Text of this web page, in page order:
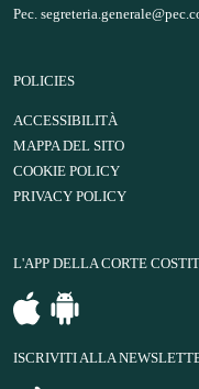
Pec.
POLICIES
ACCESSIBILITÀ
MAPPA DEL SITO
COOKIE POLICY
PRIVACY POLICY
L'APP DELLA CORTE
ISCRIVITI ALLA